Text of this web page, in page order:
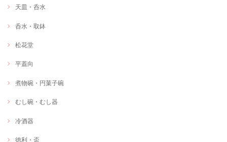
天皿・呑水
呑水・取鉢
松花堂
平蓋向
煮物碗・円菓子碗
むし碗・むし器
冷酒器
徳利・盃